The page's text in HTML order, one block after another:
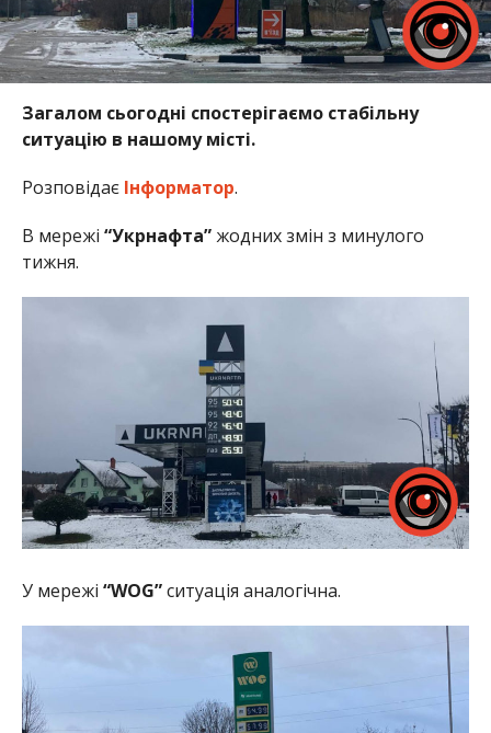
Загалом сьогодні спостерігаємо стабільну
ситуацію в нашому місті.
Розповідає Інформатор.
В мережі “Укрнафта”жодних змін з минулого
тижня.
У мережі “WOG”ситуація аналогічна.